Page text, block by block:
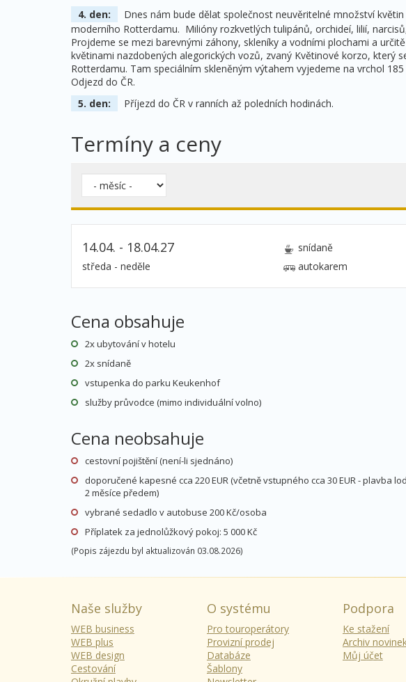
4. den:
Dnes nám bude dělat společnost neuvěritelné množství
moderního Rotterdamu. Milióny rozkvetlých tulipánů, orchideí, lilií,
Projdeme se mezi barevnými záhony, skleníky a vodními plochami a
květinami nazdobených alegorických vozů, zvaný Květinové korzo, který
Rotterdamu. Tam speciálním skleněným výtahem vyjedeme na vrchol
Odjezd do ČR.
5. den:
Příjezd do ČR v ranních až poledních hodinách.
Termíny a ceny
14.04. - 18.04.27
středa - neděle
snídaně
autokarem
Cena obsahuje
2x ubytování v hotelu
2x snídaně
vstupenka do parku Keukenhof
služby průvodce (mimo individuální volno)
Cena neobsahuje
cestovní pojištění (není-li sjednáno)
doporučené kapesné cca 220 EUR (včetně vstupného cca 30 EUR - plavba
2 měsíce předem)
vybrané sedadlo v autobuse 200 Kč/osoba
Příplatek za jednolůžkový pokoj: 5 000 Kč
(Popis zájezdu byl aktualizován 03.08.2026)
Naše služby
WEB business
WEB plus
WEB design
Cestování
O systému
Pro touroperátory
Provizní prodej
Databáze
Šablony
Podpora
Ke stažení
Archiv
Můj účet